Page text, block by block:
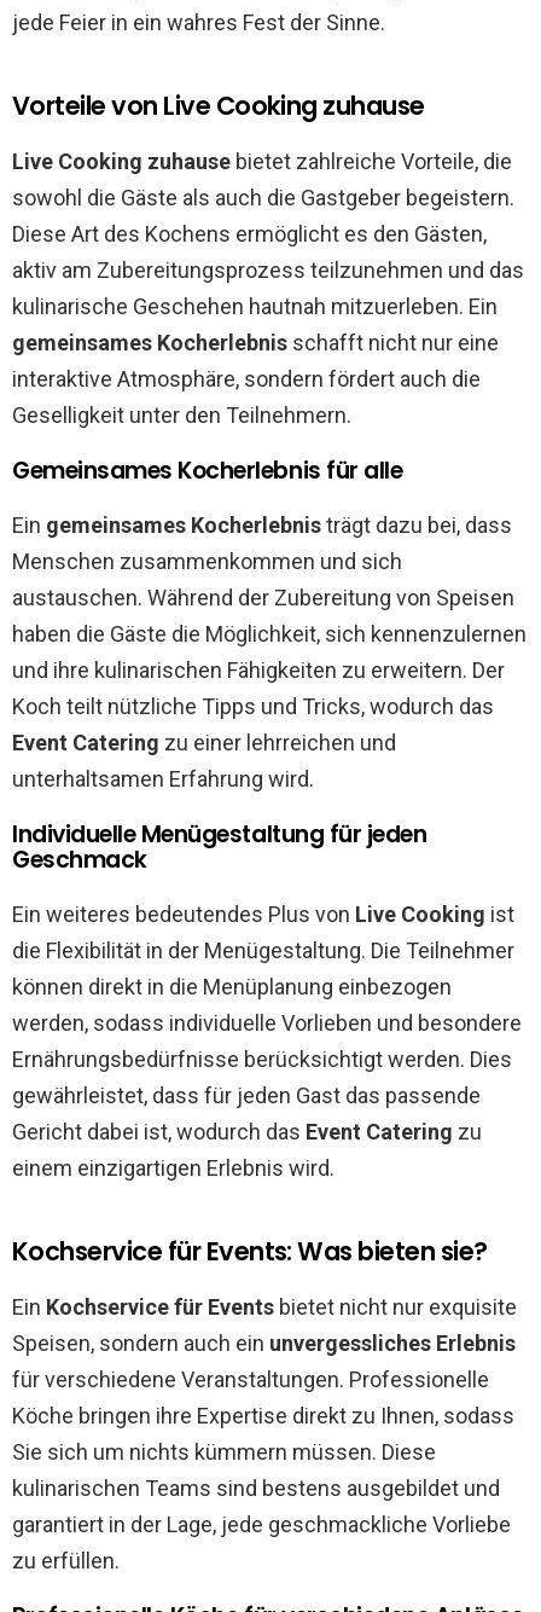
jede Feier in ein wahres Fest der Sinne.
Vorteile von Live Cooking zuhause
Live Cooking zuhause bietet zahlreiche Vorteile, die
sowohl die Gäste als auch die Gastgeber begeistern.
Diese Art des Kochens ermöglicht es den Gästen,
aktiv am Zubereitungsprozess teilzunehmen und das
kulinarische Geschehen hautnah mitzuerleben. Ein
gemeinsames Kocherlebnis schafft nicht nur eine
interaktive Atmosphäre, sondern fördert auch die
Geselligkeit unter den Teilnehmern.
Gemeinsames Kocherlebnis für alle
Ein gemeinsames Kocherlebnisträgt dazu bei, dass
Menschen zusammenkommen und sich
austauschen. Während der Zubereitung von Speisen
haben die Gäste die Möglichkeit, sich kennenzulernen
und ihre kulinarischen Fähigkeiten zu erweitern. Der
Koch teilt nützliche Tipps und Tricks, wodurch das
Event Catering zu einer lehrreichen und
unterhaltsamen Erfahrung wird.
Individuelle Menügestaltung für jeden
Geschmack
Ein weiteres bedeutendes Plus von Live Cooking ist
die Flexibilität in der Menügestaltung. Die Teilnehmer
können direkt in die Menüplanung einbezogen
werden, sodass individuelle Vorlieben und besondere
Ernährungsbedürfnisse berücksichtigt werden. Dies
gewährleistet, dass für jeden Gast das passende
Gericht dabei ist, wodurch das Event Catering zu
einem einzigartigen Erlebnis wird.
Kochservice für Events: Was bieten sie?
Ein Kochservice für Events bietet nicht nur exquisite
Speisen, sondern auch ein unvergessliches Erlebnis
für verschiedene Veranstaltungen. Professionelle
Köche bringen ihre Expertise direkt zu Ihnen, sodass
Sie sich um nichts kümmern müssen. Diese
kulinarischen Teams sind bestens ausgebildet und
garantiert in der Lage, jede geschmackliche Vorliebe
zu erfüllen.